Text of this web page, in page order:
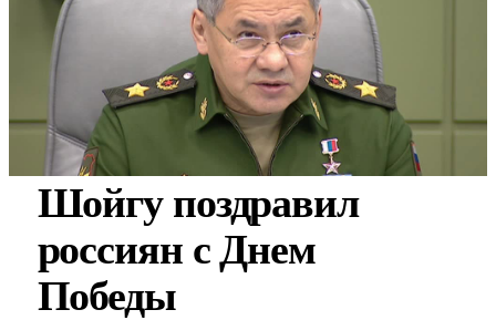
Шойгу поздравил
россиян с Днем
Победы